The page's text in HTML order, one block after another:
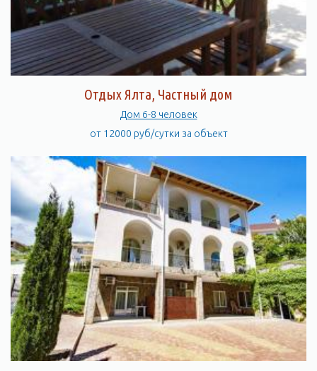
Отдых Ялта, Частный дом
Дом 6-8 человек
от 12000 руб/сутки за объект